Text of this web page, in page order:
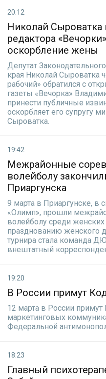
20:12
Николай Сыроватка
редактора
оскорбление жены
Депутат
края Николай Сыроватка
рабочий» обратился с
газеты «Вечорка»
принести публичные
оскорбляет его супругу
Сыроватка.
19:42
Межрайонные
волейболу
Приаргунска
9 марта в Приаргунске, в
«Олимп», прошли
волейболу среди
празднованию женского
турнира стала команда
внештатный
19:20
В России примут
12 марта в России
маркетинговых
Федеральной
18:23
Главный